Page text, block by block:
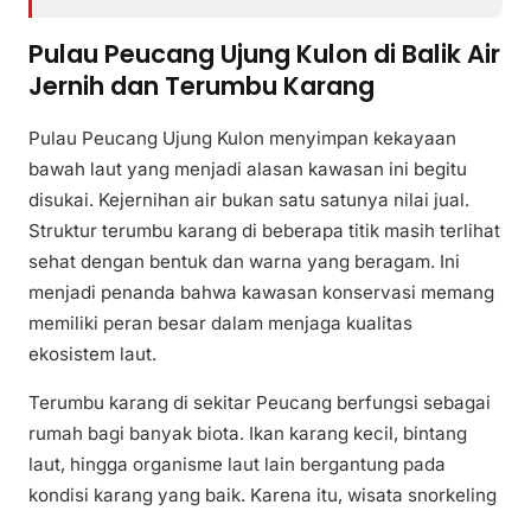
Pulau Peucang Ujung Kulon di Balik Air
Jernih dan Terumbu Karang
Pulau Peucang Ujung Kulon menyimpan kekayaan
bawah laut yang menjadi alasan kawasan ini begitu
disukai. Kejernihan air bukan satu satunya nilai jual.
Struktur terumbu karang di beberapa titik masih terlihat
sehat dengan bentuk dan warna yang beragam. Ini
menjadi penanda bahwa kawasan konservasi memang
memiliki peran besar dalam menjaga kualitas
ekosistem laut.
Terumbu karang di sekitar Peucang berfungsi sebagai
rumah bagi banyak biota. Ikan karang kecil, bintang
laut, hingga organisme laut lain bergantung pada
kondisi karang yang baik. Karena itu, wisata snorkeling